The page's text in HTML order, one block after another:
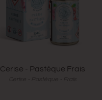
Cerise - Pastèque Frais